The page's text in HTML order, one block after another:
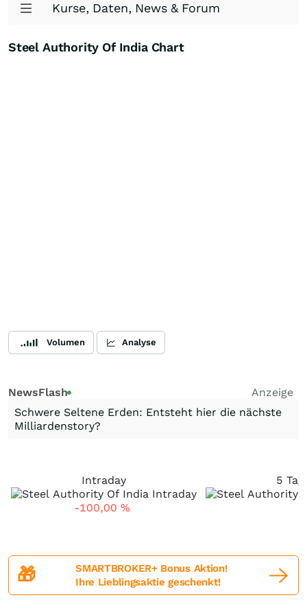
Kurse, Daten, News & Forum
Steel Authority Of India Chart
Volumen Analyse
NewsFlash
Anzeige
Schwere Seltene Erden: Entsteht hier die nächste
Milliardenstory?
Intraday
-100,00 %
5
🎁
SMARTBROKER+ Bonus Aktion!
Ihre Lieblingsaktie geschenkt!